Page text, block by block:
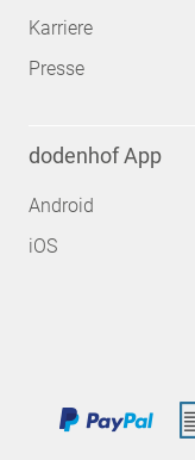
Karriere
Presse
dodenhof App
Android
iOS